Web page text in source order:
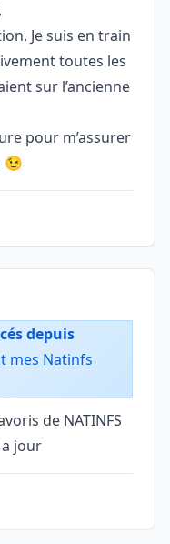
Je suis en train
toutes les
sur l’ancienne
pour m’assurer
😉
depuis
mes Natinfs
de NATINFS
jour